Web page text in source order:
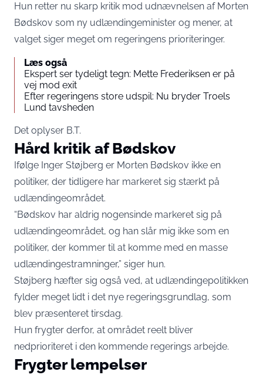
Hun retter nu skarp kritik mod udnævnelsen af Morten
Bødskov som ny udlændingeminister og mener, at
valget siger meget om regeringens prioriteringer.
Læs også
Ekspert ser tydeligt tegn: Mette Frederiksen er på
vej mod exit
Efter regeringens store udspil: Nu bryder Troels
Lund tavsheden
Det oplyser B.T.
Hård kritik af Bødskov
Ifølge Inger Støjberg er Morten Bødskov ikke en
politiker, der tidligere har markeret sig stærkt på
udlændingeområdet.
“Bødskov har aldrig nogensinde markeret sig på
udlændingeområdet, og han slår mig ikke som en
politiker, der kommer til at komme med en masse
udlændingestramninger,” siger hun.
Støjberg hæfter sig også ved, at udlændingepolitikken
fylder meget lidt i det nye regeringsgrundlag, som
blev præsenteret tirsdag.
Hun frygter derfor, at området reelt bliver
nedprioriteret i den kommende regerings arbejde.
Frygter lempelser